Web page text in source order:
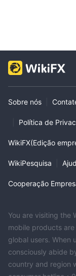
Sobre nós
Política de
WikiFX(Edição
WikiPesquisa
Cooperação
You are visiting the
mobile products
global users. When
consciously abide
country and region